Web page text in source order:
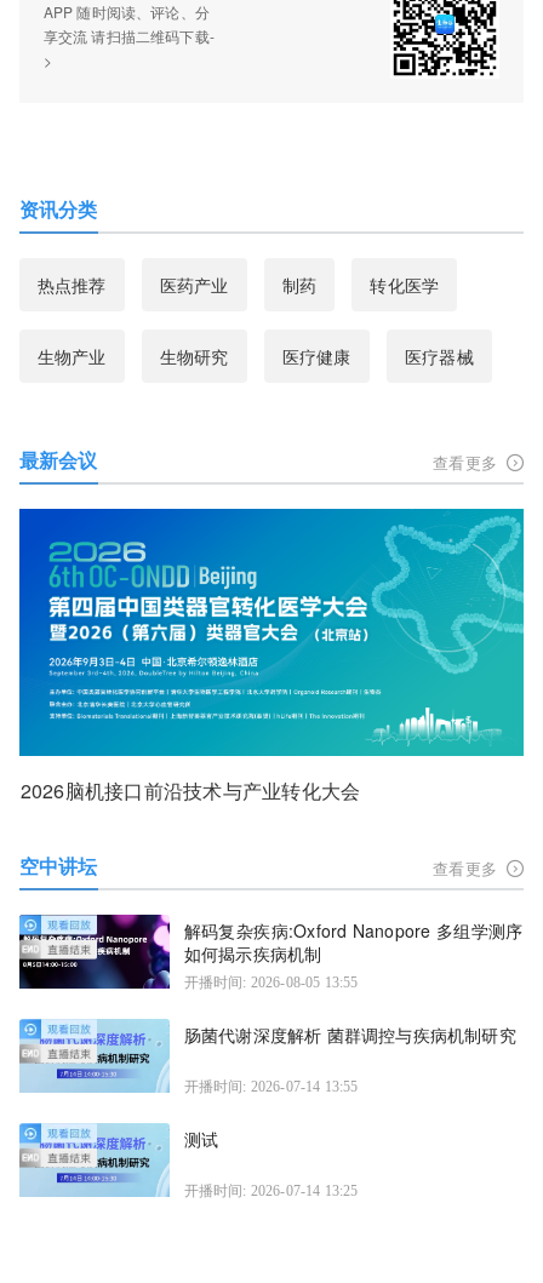
APP 随时阅读、评论、分
享交流 请扫描二维码下载-
>
资讯分类
热点推荐 医药产业 制药 转化医学
生物产业 生物研究 医疗健康 医疗器械
最新会议 查看更多
2026脑机接口前沿技术与产业转化大会
空中讲坛 查看更多
解码复杂疾病:Oxford Nanopore 多组学测序
如何揭示疾病机制
开播时间: 2026-08-05 13:55
肠菌代谢深度解析 菌群调控与疾病机制研究
开播时间: 2026-07-14 13:55
测试
开播时间: 2026-07-14 13:25